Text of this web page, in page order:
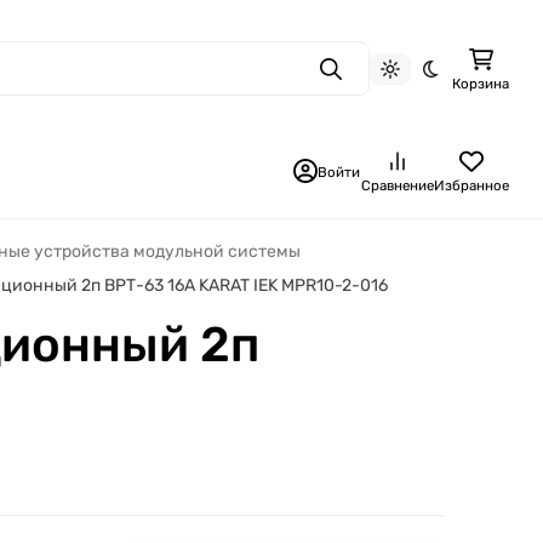
ПоискСветлая тема
Темная тема
Корзина
Войти
СравнениеИзбранное
устройства модульной системы
2п ВРТ-63 16А KARAT IEK MPR10-2-016
2п